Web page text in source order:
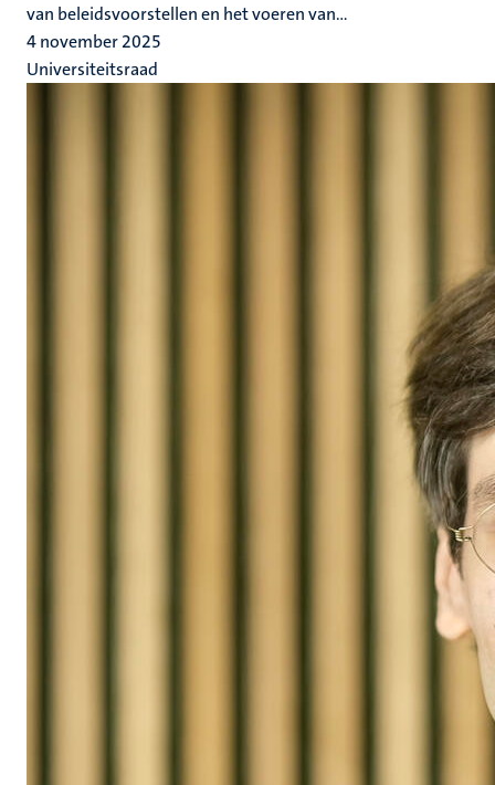
van beleidsvoorstellen en het voeren van...
4 november 2025
Universiteitsraad